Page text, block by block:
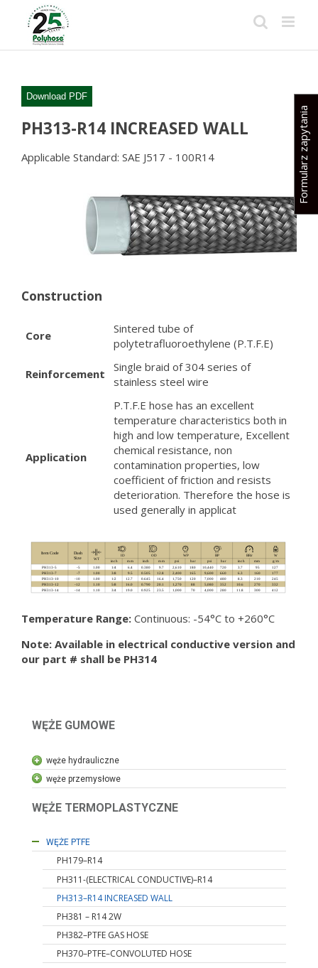
content
Download PDF
PH313-R14 INCREASED WALL
Applicable Standard: SAE J517 - 100R14
Construction
Core
Sintered tube of
polytetrafluoroethylene (P.T.F.E)
Reinforcement
Single braid of 304 series of
stainless steel wire
Application
P.T.F.E hose has an excellent
temperature characteristics both in
high and low temperature, Excellent
chemical resistance, non
contamination properties, low
coefficient of friction and resists
deterioration. Therefore the hose is
used generally in applicat
Temperature Range: Continuous: -54°C to +260°C
Note: Available in electrical conductive version and
our part # shall be PH314
WĘŻE GUMOWE
węże hydrauliczne
węże przemysłowe
WĘŻE TERMOPLASTYCZNE
WĘŻE HYDRAULICZNE
węże przemysłowe
węże motoryzacyjne
WĘŻE PTFE
PH179–R14
PH311-(ELECTRICAL CONDUCTIVE)–R14
PH313–R14 INCREASED WALL
PH381 – R14 2W
PH382–PTFE GAS HOSE
PH370–PTFE–CONVOLUTED HOSE
Formularz zapytania